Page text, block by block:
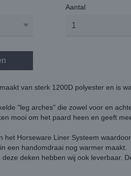
Aantal
van sterk 1200D polyester en is
"leg arches" die zowel voor en
mooi om het paard heen en geeft
het Horseware Liner Systeem
een handomdraai nog warmer maakt.
deken hebben wij ook leverbaar.